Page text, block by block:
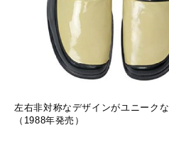
左右非対称なデザインがユニークな
（1988年発売）